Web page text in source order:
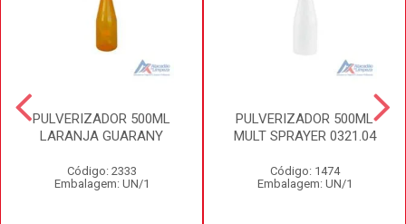
PULVERIZADOR 500ML
LARANJA GUARANY
Código: 2333
Embalagem: UN/1
PULVERIZADOR 500ML
MULT SPRAYER 0321.04
Código: 1474
Embalagem: UN/1